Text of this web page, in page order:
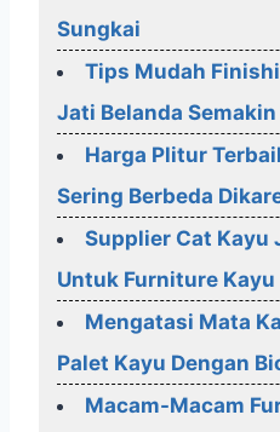
Sungkai
Tips Mudah
Jati Belanda
Harga Plitur
Sering Berbeda
Supplier Cat Kayu
Untuk Furniture Kayu
Mengatasi Mata
Palet Kayu Dengan
Macam-Macam